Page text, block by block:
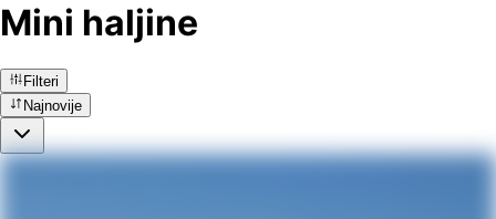
Mini haljine
Filteri
Najnovije